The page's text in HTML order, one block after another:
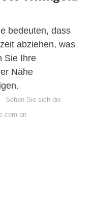
bedeuten, dass
abziehen, was
Sie Ihre
Nähe
Sehen Sie sich die
an